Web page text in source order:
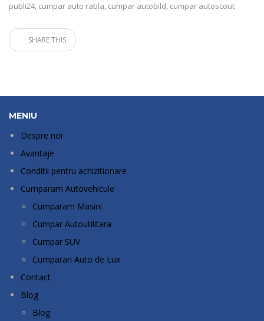
publi24, cumpar auto rabla, cumpar autobild, cumpar autoscout
SHARE THIS
MENIU
Despre noi
Avantaje
Conditii pentru achizitionare
Cumparam Autovehicule
Cumparam Masini
Cumpar Autoutilitara
Cumpar SUV
Cumparari Auto de Lux
Contact
Blog
Blog